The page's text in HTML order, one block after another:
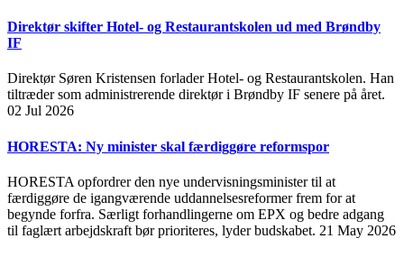
Direktør skifter Hotel- og Restaurantskolen ud med Brøndby
IF
Direktør Søren Kristensen forlader Hotel- og Restaurantskolen. Han
tiltræder som administrerende direktør i Brøndby IF senere på året.
02 Jul 2026
HORESTA: Ny minister skal færdiggøre reformspor
HORESTA opfordrer den nye undervisningsminister til at
færdiggøre de igangværende uddannelsesreformer frem for at
begynde forfra. Særligt forhandlingerne om EPX og bedre adgang
til faglært arbejdskraft bør prioriteres, lyder budskabet. 21 May 2026